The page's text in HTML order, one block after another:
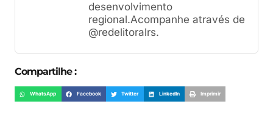
desenvolvimento
regional.Acompanhe através de
@redelitoralrs.
Compartilhe :
WhatsApp Facebook Twitter LinkedIn Imprimir